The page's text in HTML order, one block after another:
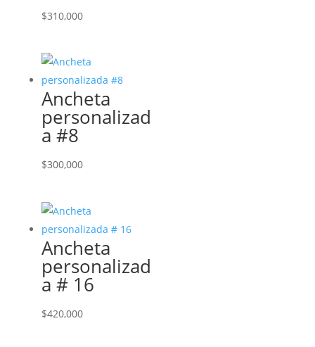
$310,000
Ancheta
personalizad
a #8
$300,000
Ancheta
personalizad
a # 16
$420,000